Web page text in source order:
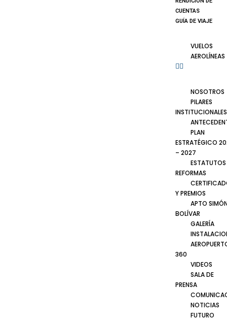
CUENTAS
GUÍA DE VIAJE
VUELOS
AEROLÍNEAS
NOSOTROS
PILARES
INSTITUCIONALES
PLAN
ESTRATÉGICO
– 2027
ESTATUTOS
REFORMAS
Y PREMIOS
APTO
BOLÍVAR
GALERÍA
360
VIDEOS
SALA DE
PRENSA
NOTICIAS
FUTURO